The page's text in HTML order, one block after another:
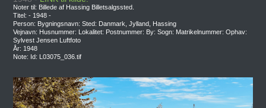
Noter til: Billede af Hassing Billetsalgssted.
Titel: - 1948 -
Person: Bygningsnavn: Sted: Danmark, Jylland, Hassing
Vejnavn: Husnummer: Lokalitet: Postnummer: By: Sogn: Matrikelnummer: Ophav:
Sylvest Jensen Luftfoto
År: 1948
Note: Id: L03075_036.tif